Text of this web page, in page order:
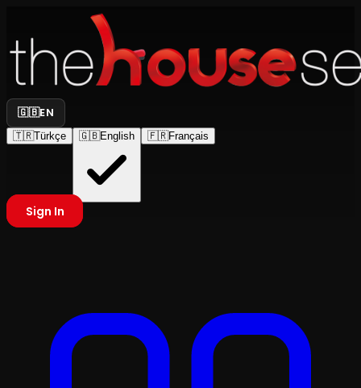
🇬🇧EN
🇹🇷Türkçe 🇬🇧English 🇫🇷Français
Sign In